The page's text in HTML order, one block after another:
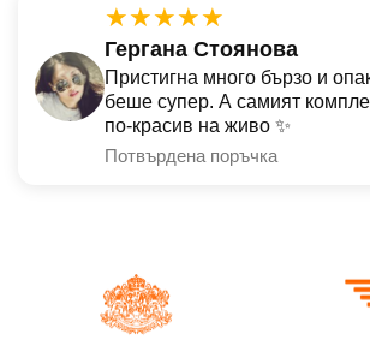
★★★★★
Гергана Стоянова
Пристигна много бързо и
беше супер. А самият
по-красив на живо ✨
Потвърдена поръчка